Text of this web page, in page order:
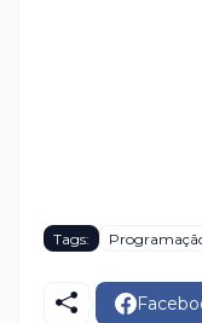
Tags: